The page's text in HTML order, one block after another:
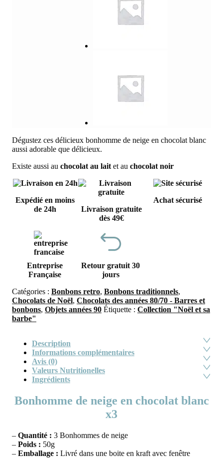
Dégustez ces délicieux bonhomme de neige en chocolat blanc
aussi adorable que délicieux.
Existe aussi au chocolat au lait et au chocolat noir
Expédié en moins
de 24h
Livraison gratuite
dès 49€
Achat sécurisé
Entreprise
Française
Retour gratuit 30
jours
Catégories : Bonbons retro, Bonbons traditionnels,
Chocolats de Noël, Chocolats des années 80/70 - Barres et
bonbons, Objets années 90 Étiquette : Collection "Noël et sa
barbe"
Description
Informations complémentaires
Avis (0)
Valeurs Nutritionelles
Ingrédients
Bonhomme de neige en chocolat blanc
x3
– Quantité : 3 Bonhommes de neige
– Poids : 50g
– Emballage : Livré dans une boite en kraft avec fenêtre